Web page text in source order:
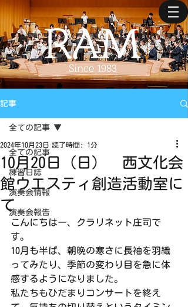
記事
全ての記事
練習日誌
演奏会情報
演奏会報告
全ての記事
10月20日（日） 西文化会
館ウエスティ創造活動室に
て
2024年10月23日 読了時間: 1分
こんにちはー、クラリネット庄司で
す。
10月も半ば、朝晩の寒さに長袖を羽織
ってみたり、季節の変わり目を急に体
感するようになりました。
私たちもひだまりコンサートを終え